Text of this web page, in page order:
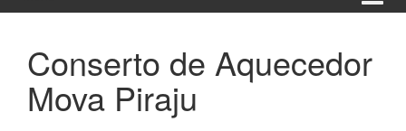
Conserto de Aquecedor
Mova Piraju